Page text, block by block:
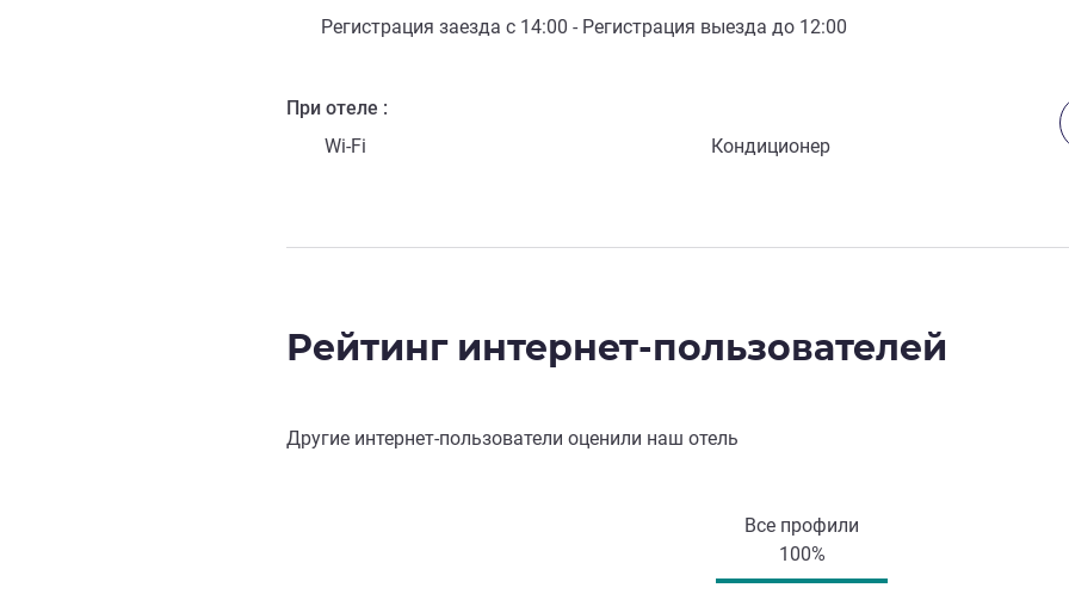
Регистрация заезда с 14:00 - Регистрация выезда до 12:00
При отеле
Wi-Fi
Кондиционер
Рейтинг интернет-пользователей
Другие интернет-пользователи оценили наш отель
Все профили
100%